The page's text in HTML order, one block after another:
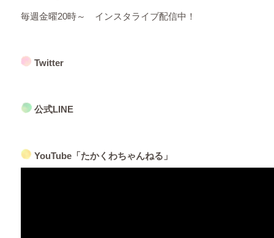
毎週金曜20時～ インスタライブ配信中！
Twitter
公式LINE
YouTube「たかくわちゃんねる」